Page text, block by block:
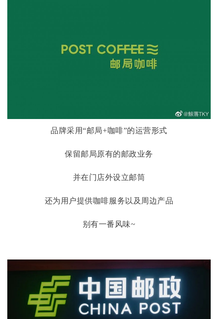
品牌采用“邮局+咖啡”的运营形式
保留邮局原有的邮政业务
并在门店外设立邮筒
还为用户提供咖啡服务以及周边产品
别有一番风味~